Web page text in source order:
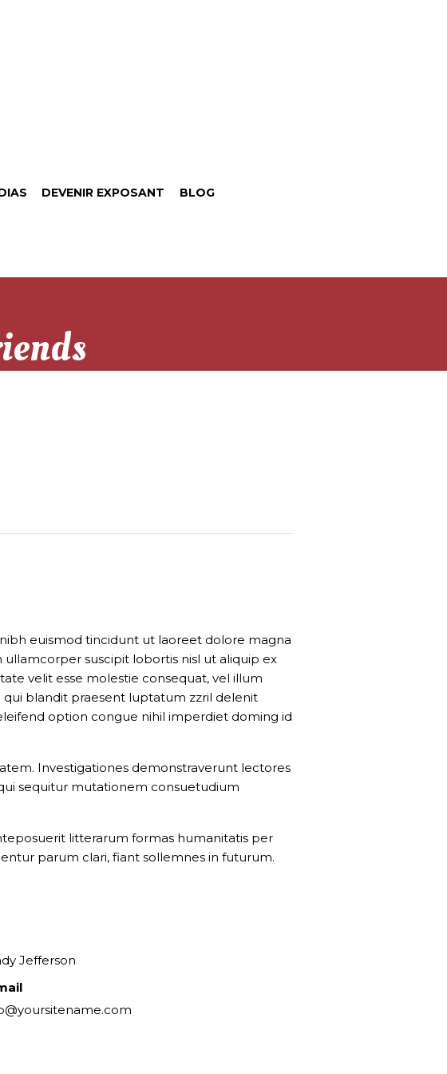
DEVENIR EXPOSANT BLOG
euismod tincidunt ut laoreet dolore magna
suscipit lobortis nisl ut aliquip ex
velit esse molestie consequat, vel illum
qui blandit praesent luptatum zzril delenit
option congue nihil imperdiet doming id
Investigationes demonstraverunt lectores
sequitur mutationem consuetudium
litterarum formas humanitatis per
parum clari, fiant sollemnes in futurum.
Jefferson